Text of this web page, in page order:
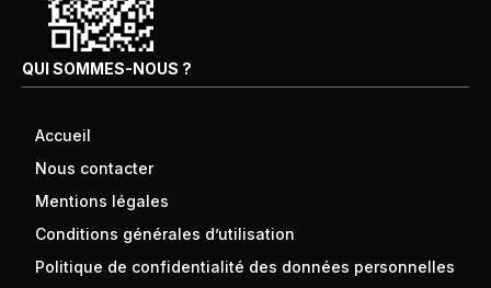
QUI SOMMES-NOUS ?
Accueil
Nous contacter
Mentions légales
Conditions générales d’utilisation
Politique de confidentialité des données personnelles